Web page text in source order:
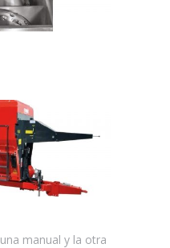
manual y la otra